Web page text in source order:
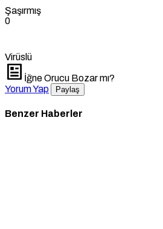
Şaşırmış
0
Virüslü
İğne Orucu Bozar mı?
Yorum Yap
Paylaş
Benzer Haberler